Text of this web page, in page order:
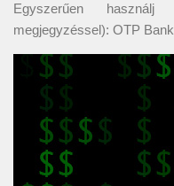
Egyszerűen használj
megjegyzéssel): OTP